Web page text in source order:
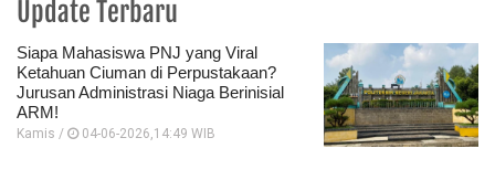
Update Terbaru
Siapa Mahasiswa PNJ yang Viral
Ketahuan Ciuman di Perpustakaan?
Jurusan Administrasi Niaga Berinisial
ARM!
Kamis / 04-06-2026,14:49 WIB